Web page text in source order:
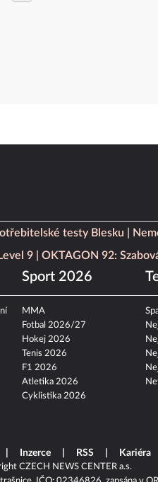
testy Blesku
9 OKTAGON 92:
Sport 2026
MMA
Fotbal 2026/27
Hokej 2026
Tenis 2026
F1 2026
Atletika 2026
Cyklistika 2026
Inzerce RSS Kariéra
CZECH NEWS CENTER a.s.